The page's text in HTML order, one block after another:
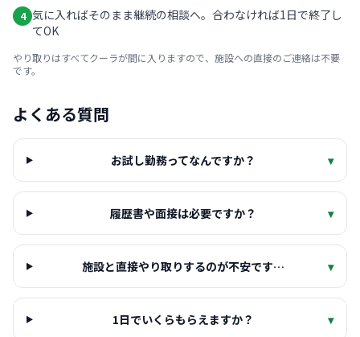
4 気に入ればそのまま継続の相談へ。合わなければ1日で終了し
てOK
やり取りはすべてクーラが間に入りますので、施設への直接のご連絡は不要
です。
よくある質問
お試し勤務ってなんですか？ ▾
履歴書や面接は必要ですか？ ▾
施設と直接やり取りするのが不安です… ▾
1日でいくらもらえますか？ ▾